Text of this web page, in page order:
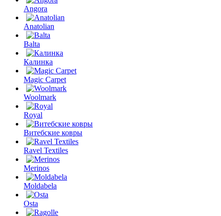
Angora
Anatolian
Balta
Калинка
Magic Carpet
Woolmark
Royal
Витебские ковры
Ravel Textiles
Merinos
Moldabela
Osta